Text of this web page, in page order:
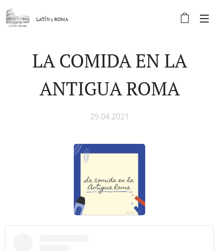
LATÍN yROMA
LA COMIDA EN LA
ANTIGUA ROMA
29.04.2021